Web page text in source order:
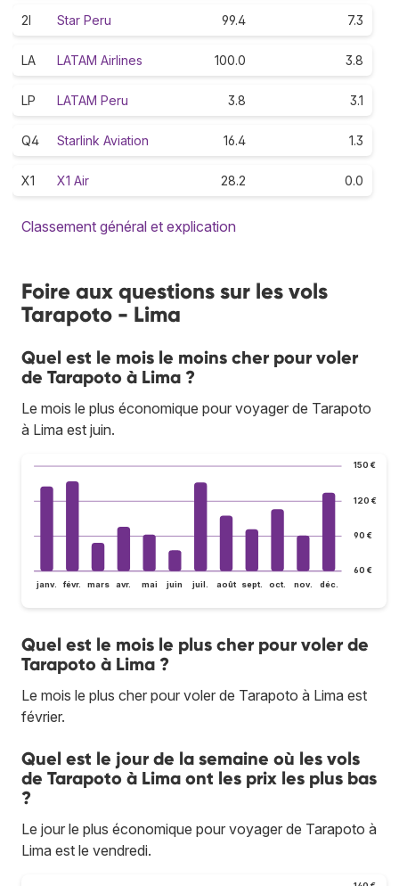
2I Star Peru 99.4 7.3
LA LATAM Airlines 100.0 3.8
LP LATAM Peru 3.8 3.1
Q4 Starlink Aviation 16.4 1.3
X1 X1 Air 28.2 0.0
Classement général et explication
Foire aux questions sur les vols
Tarapoto - Lima
Quel est le mois le moins cher pour voler
de Tarapoto à Lima ?
Le mois le plus économique pour voyager de Tarapoto
à Lima est juin.
60 €
90 €
120 €
150 €
janv. févr. mars avr. mai juin juil. août sept. oct. nov. déc.
Quel est le mois le plus cher pour voler de
Tarapoto à Lima ?
Le mois le plus cher pour voler de Tarapoto à Lima est
février.
Quel est le jour de la semaine où les vols
de Tarapoto à Lima ont les prix les plus bas
?
Le jour le plus économique pour voyager de Tarapoto à
Lima est le vendredi.